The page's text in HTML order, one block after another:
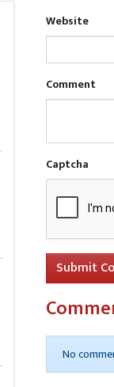
किया
छह
पहचान कर
Read
प्रदर्शन
पुलिस का
परिचय
की घटनाओं
Website
Comment
Captcha
Submit
No